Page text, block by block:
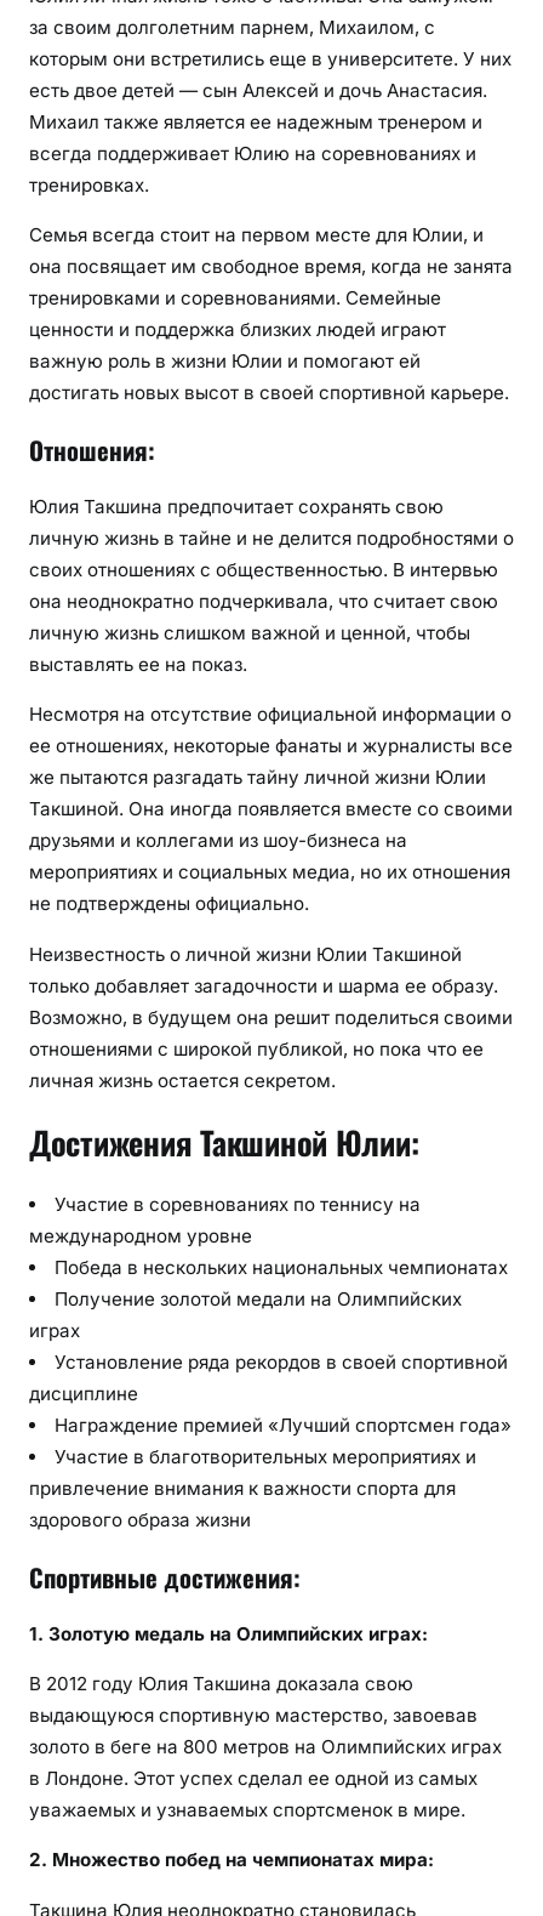
за своим долголетним парнем, Михаилом, с
которым они встретились еще в университете. У них
есть двое детей — сын Алексей и дочь Анастасия.
Михаил также является ее надежным тренером и
всегда поддерживает Юлию на соревнованиях и
тренировках.
Семья всегда стоит на первом месте для Юлии, и
она посвящает им свободное время, когда не занята
тренировками и соревнованиями. Семейные
ценности и поддержка близких людей играют
важную роль в жизни Юлии и помогают ей
достигать новых высот в своей спортивной карьере.
Отношения:
Юлия Такшина предпочитает сохранять свою
личную жизнь в тайне и не делится подробностями о
своих отношениях с общественностью. В интервью
она неоднократно подчеркивала, что считает свою
личную жизнь слишком важной и ценной, чтобы
выставлять ее на показ.
Несмотря на отсутствие официальной информации о
ее отношениях, некоторые фанаты и журналисты все
же пытаются разгадать тайну личной жизни Юлии
Такшиной. Она иногда появляется вместе со своими
друзьями и коллегами из шоу-бизнеса на
мероприятиях и социальных медиа, но их отношения
не подтверждены официально.
Неизвестность о личной жизни Юлии Такшиной
только добавляет загадочности и шарма ее образу.
Возможно, в будущем она решит поделиться своими
отношениями с широкой публикой, но пока что ее
личная жизнь остается секретом.
Достижения Такшиной Юлии:
Участие в соревнованиях по теннису на
международном уровне
Победа в нескольких национальных чемпионатах
Получение золотой медали на Олимпийских
играх
Установление ряда рекордов в своей спортивной
дисциплине
Награждение премией «Лучший спортсмен года»
Участие в благотворительных мероприятиях и
привлечение внимания к важности спорта для
здорового образа жизни
Спортивные достижения:
1. Золотую медаль на Олимпийских играх:
В 2012 году Юлия Такшина доказала свою
выдающуюся спортивную мастерство, завоевав
золото в беге на 800 метров на Олимпийских играх
в Лондоне. Этот успех сделал ее одной из самых
уважаемых и узнаваемых спортсменок в мире.
2. Множество побед на чемпионатах мира:
Такшина Юлия неоднократно становилась